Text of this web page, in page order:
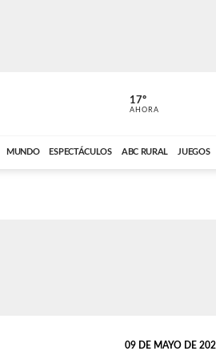
ABC CARDINAL
17º
AHORA
MUNDO ESPECTÁCULOS ABC RURAL JUEGOS
09 DE MAYO DE